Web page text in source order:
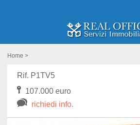
Home >
Rif. P1TV5
107.000 euro
richiedi info.